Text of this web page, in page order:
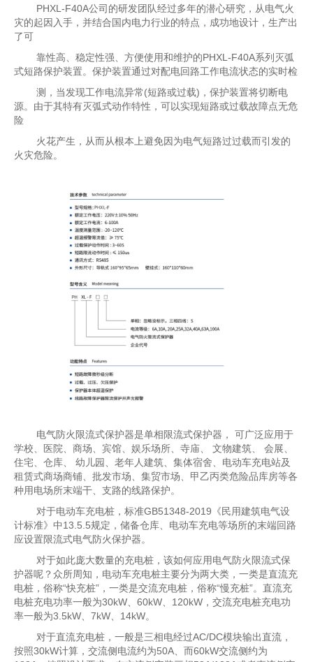
PHXL-F40A公司的研发团队经过多年的潜心研究，从电气火
灾的起因入手，并结合国内电力行业的特点，成功地设计，生产出
了可
靠性高、稳定性强、方便使用和维护的PHXL-F40A系列灭弧
式短路保护装置。保护装置通过对配电回路工作电流状态的实时检
测，当发现工作电流异常(短路或过载)，保护装置将切断电
源。由于其特有灭弧式动作特性，可以实现短路或过载故障点无危
险
火花产生，从而从根本上避免因为电气短路过过载而引发的
火灾危险。
电气防火限流式保护器是单相限流式保护器， 可广泛应用于
学校、医院、商场、宾馆、娱乐场所、寺庙、 文物建筑、 会展、
住宅、仓库、 幼儿园、老年人建筑、集体宿舍、电动车充电站及
租赁式商场商铺、批发市场、集贸市场、甲乙丙类危险品库房等各
种用电场所末端干、支路的线路保护。
对于电动车充电桩，标准GB51348-2019《民用建筑电气设
计标准》中13.5.5规定，储备仓库、电动车充电等场所的末端回路
应设置限流式电气防火保护器。
对于如此庞大数量的充电桩，该如何应用电气防火限流式保
护器呢？众所周知，电动车充电桩主要分为两大类，一类是直流充
电桩，俗称“快充桩”，一类是交流充电桩，俗称“慢充桩”。直流充
电桩充电功率一般为30kW、60kW、120kW，交流充电桩充电功
率一般为3.5kW、7kW、14kW。
对于直流充电桩，一般是三相电经过AC/DC模块输出直流，
按照30kW计算，交流侧电流约为50A、而60kW交流侧约为